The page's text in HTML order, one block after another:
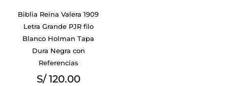
Biblia Reina Valera 1909
Letra Grande PJR filo
Blanco Holman Tapa
Dura Negra con
Referencias
S/120.00